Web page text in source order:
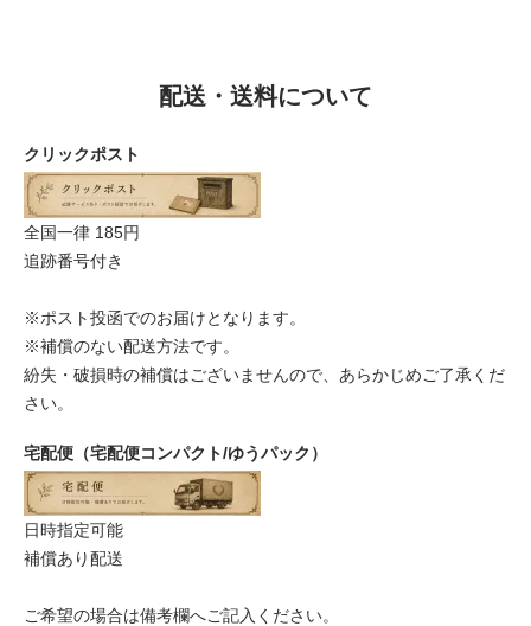
配送・送料について
クリックポスト
全国一律 185円
追跡番号付き
※ポスト投函でのお届けとなります。
※補償のない配送方法です。
紛失・破損時の補償はございませんので、あらかじめご了承くだ
さい。
宅配便（宅配便コンパクト/ゆうパック）
日時指定可能
補償あり配送
ご希望の場合は備考欄へご記入ください。